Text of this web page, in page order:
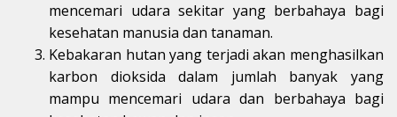
mencemari udara sekitar yang berbahaya bagi
kesehatan manusia dan tanaman.
Kebakaran hutan yang terjadi akan menghasilkan
karbon dioksida dalam jumlah banyak yang
mampu mencemari udara dan berbahaya bagi